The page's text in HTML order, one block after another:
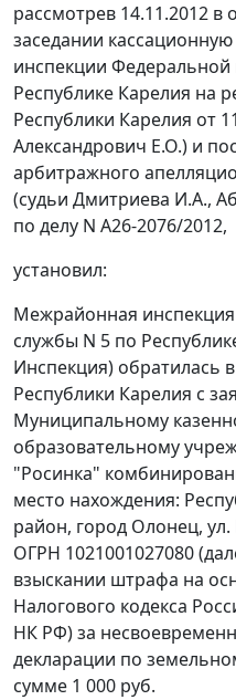
рассмотрев 14.11.2012 в
заседании
инспекции
Республике Карелия на
Республики Карелия от
Александрович Е.О.) и
арбитражного
(судьи Дмитриева И.А.,
по делу N А26-2076/2012,
установил:
Межрайонная
службы N 5 по
Инспекция) обратилась
Республики Карелия с
Муниципальному
образовательному
"Росинка"
место нахождения:
район, город Олонец,
ОГРН 1021001027080
взыскании штрафа на
Налогового кодекса
НК РФ) за
декларации по
сумме 1 000 руб.